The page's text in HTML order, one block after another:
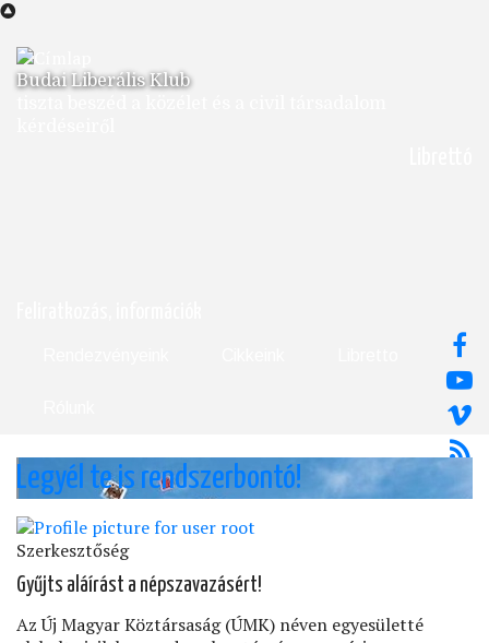
Ugrás
tartalomra
Budai Liberális Klub
Legyél te is rendszerbontó!
Szerkesztőség
Gyűjts aláírást a népszavazásért!
Az Új Magyar Köztársaság (ÚMK) néven egyesületté